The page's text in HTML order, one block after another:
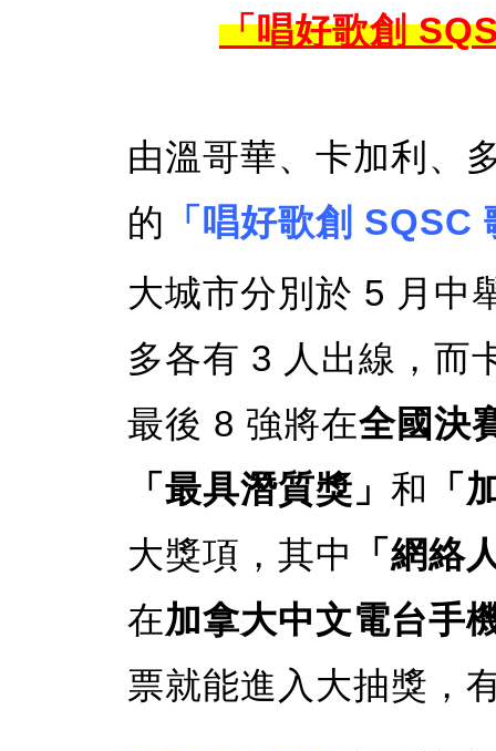
「唱好歌創
由溫哥華、卡加利、
的 「唱好歌創
大城市分別於 5 月中
多各有 3 人出線，而
最後 8 強將在全國決
「最具潛質獎」 和
「
大獎項，其中
「網絡
在加拿大中文電台手
票就能進入大抽獎，